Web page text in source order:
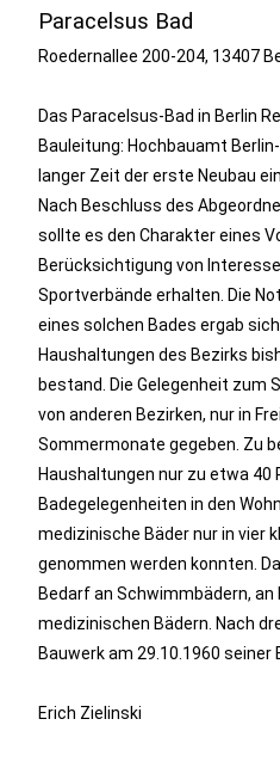
Paracelsus Bad
Roedernallee 200-204, 13407
Das Paracelsus-Bad in Berlin
Bauleitung: Hochbauamt
langer Zeit der erste Neubau
Nach Beschluss des
sollte es den Charakter eines
Berücksichtigung von
Sportverbände erhalten. Die
eines solchen Bades ergab
Haushaltungen des Bezirks
bestand. Die Gelegenheit zum
von anderen Bezirken, nur in
Sommermonate gegeben. Zu
Haushaltungen nur zu etwa 40
Badegelegenheiten in den
medizinische Bäder nur in vier
genommen werden konnten.
Bedarf an Schwimmbädern, an
medizinischen Bädern. Nach
Bauwerk am 29.10.1960 seiner
Erich Zielinski